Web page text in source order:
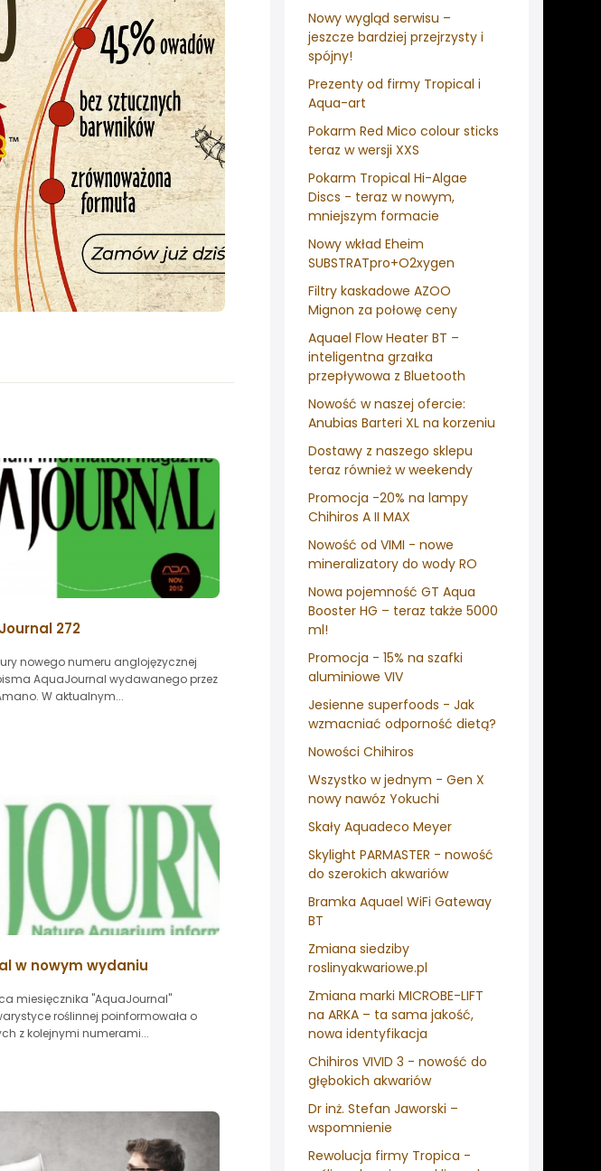
Nowy wygląd serwisu –
jeszcze bardziej przejrzysty i
spójny!
Prezenty od firmy Tropical i
Aqua-art
Pokarm Red Mico colour sticks
teraz w wersji XXS
Pokarm Tropical Hi-Algae
Discs - teraz w nowym,
mniejszym formacie
Nowy wkład Eheim
SUBSTRATpro+O2xygen
Filtry kaskadowe AZOO
Mignon za połowę ceny
Aquael Flow Heater BT –
inteligentna grzałka
przepływowa z Bluetooth
Nowość w naszej ofercie:
Anubias Barteri XL na korzeniu
Dostawy z naszego sklepu
teraz również w weekendy
Promocja -20% na lampy
Chihiros A II MAX
Nowość od VIMI - nowe
mineralizatory do wody RO
Nowa pojemność GT Aqua
Booster HG – teraz także 5000
ml!
Promocja - 15% na szafki
aluminiowe VIV
Jesienne superfoods - Jak
wzmacniać odporność dietą?
Nowości Chihiros
Wszystko w jednym - Gen X
nowy nawóz Yokuchi
Skały Aquadeco Meyer
Skylight PARMASTER - nowość
do szerokich akwariów
Bramka Aquael WiFi Gateway
BT
Zmiana siedziby
roslinyakwariowe.pl
Zmiana marki MICROBE-LIFT
na ARKA – ta sama jakość,
nowa identyfikacja
Chihiros VIVID 3 - nowość do
głębokich akwariów
Dr inż. Stefan Jaworski –
wspomnienie
Rewolucja firmy Tropica -
272
nowego numeru anglojęzycznej
AquaJournal wydawanego przez
W aktualnym...
w nowym wydaniu
miesięcznika "AquaJournal"
roślinnej poinformowała o
z kolejnymi numerami...